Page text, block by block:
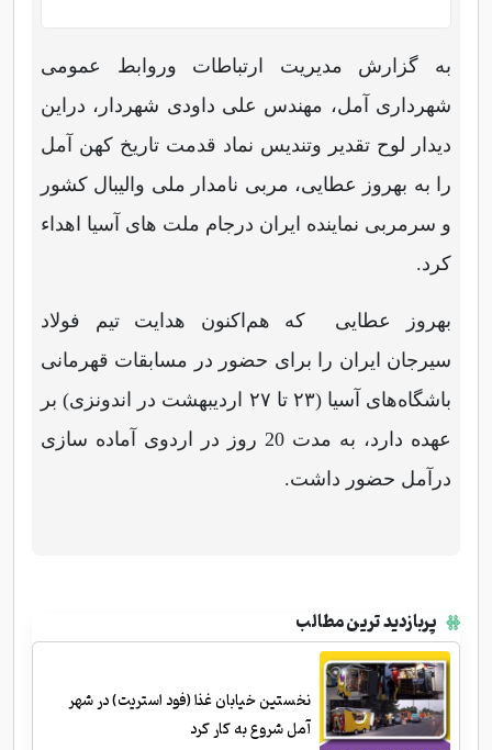
به گزارش مدیریت ارتباطات وروابط عمومی
شهرداری آمل، مهندس علی داودی شهردار، دراین
دیدار لوح تقدیر وتندیس نماد قدمت تاریخ کهن آمل
را به بهروز عطایی، مربی نامدار ملی والیبال کشور
و سرمربی نماینده ایران درجام ملت های آسیا اهداء
کرد.
بهروز عطایی که هم‌اکنون هدایت تیم فولاد
سیرجان ایران را برای حضور در مسابقات قهرمانی
باشگاه‌های آسیا (۲۳ تا ۲۷ اردیبهشت در اندونزی) بر
عهده دارد، به مدت 20 روز در اردوی آماده سازی
درآمل حضور داشت.
پربازدید ترین مطالب
نخستین خیابان غذا (فود استریت) در شهر
آمل شروع به کار کرد